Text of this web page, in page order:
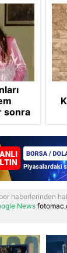
sonra
haberlerinden
News